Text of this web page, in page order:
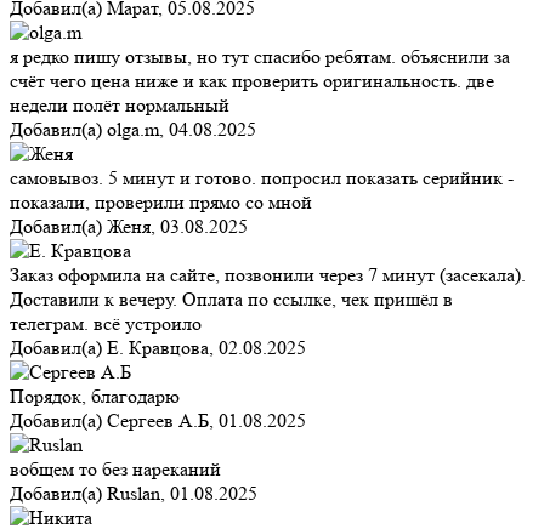
Добавил(а) Марат, 05.08.2025
я редко пишу отзывы, но тут спасибо ребятам. объяснили за
счёт чего цена ниже и как проверить оригинальность. две
недели полёт нормальный
Добавил(а) olga.m, 04.08.2025
самовывоз. 5 минут и готово. попросил показать серийник -
показали, проверили прямо со мной
Добавил(а) Женя, 03.08.2025
Заказ оформила на сайте, позвонили через 7 минут (засекала).
Доставили к вечеру. Оплата по ссылке, чек пришёл в
телеграм. всё устроило
Добавил(а) Е. Кравцова, 02.08.2025
Порядок, благодарю
Добавил(а) Сергеев А.Б, 01.08.2025
вобщем то без нареканий
Добавил(а) Ruslan, 01.08.2025